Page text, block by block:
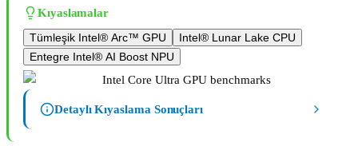
Kıyaslamalar
Tümleşik Intel® Arc™ GPU
Intel® Lunar Lake CPU
Entegre Intel® AI Boost NPU
Detaylı Kıyaslama Sonuçları